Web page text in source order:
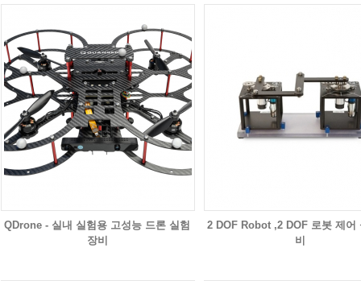
QDrone - 실내 실험용 고성능 드론 실험
장비
2 DOF Robot ,2 DOF 로봇 제어
비